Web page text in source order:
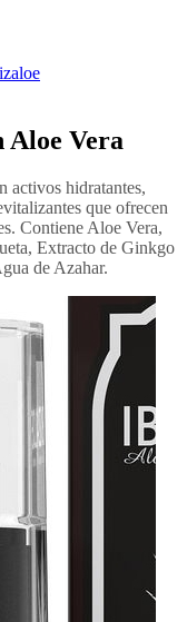
Aloe Vera
activos hidratantes,
que ofrecen
Contiene Aloe Vera,
Extracto de Ginkgo
de Azahar.